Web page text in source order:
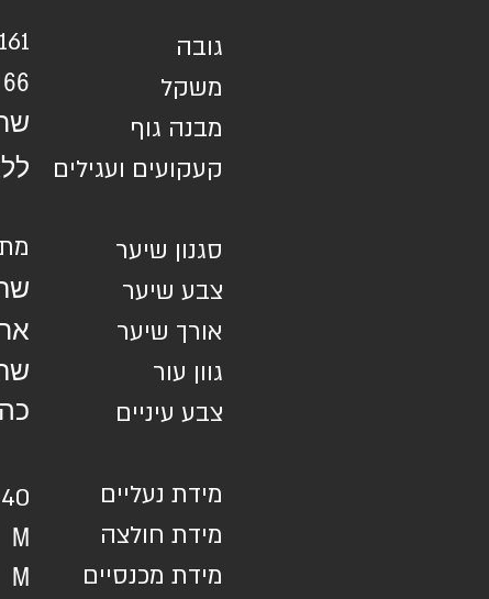
גובה
משקל
מבנה גוף​
קעקועים ועגילים
סגנון שיער
צבע שיער
אורך שיער
גוון עור
צבע עיניים​
מידת נעליים
מידת חולצה
מידת מכנסיים
161
66
M
M